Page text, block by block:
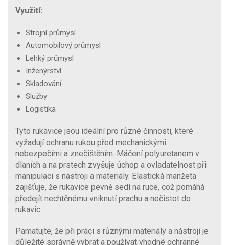
Využití:
Strojní průmysl
Automobilový průmysl
Lehký průmysl
Inženýrství
Skladování
Služby
Logistika
Tyto rukavice jsou ideální pro různé činnosti, které
vyžadují ochranu rukou před mechanickými
nebezpečími a znečištěním. Máčení polyuretanem v
dlaních a na prstech zvyšuje úchop a ovladatelnost při
manipulaci s nástroji a materiály. Elastická manžeta
zajišťuje, že rukavice pevně sedí na ruce, což pomáhá
předejít nechtěnému vniknutí prachu a nečistot do
rukavic.
Pamatujte, že při práci s různými materiály a nástroji je
důležité správně vybrat a používat vhodné ochranné